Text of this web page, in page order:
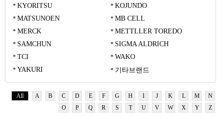
KYORITSU
KOJUNDO
MATSUNOEN
MB CELL
MERCK
METTLLER TOREDO
SAMCHUN
SIGMA ALDRICH
TCI
WAKO
YAKURI
기타브랜드
All A B C D E F G H I J K L M
N
O
P Q R S T U V W X Y Z